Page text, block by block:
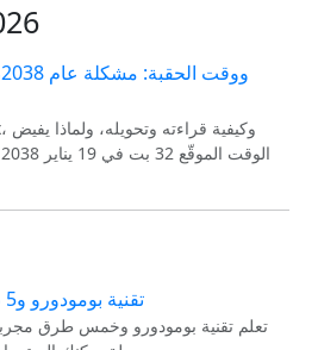
تقنية بومودورو و5 طرق فعالة لإدارة الوقت
تعلم تقنية بومودورو وخمس طرق